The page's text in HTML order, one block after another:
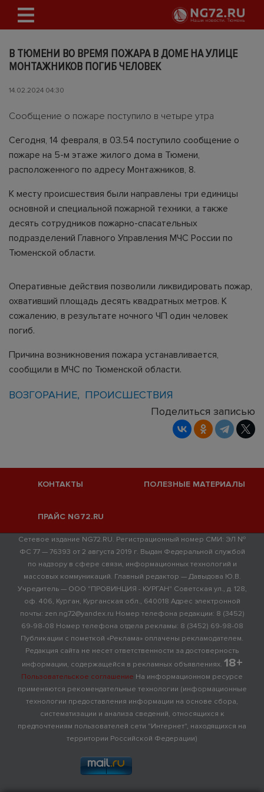
В ТЮМЕНИ ВО ВРЕМЯ ПОЖАРА В ДОМЕ НА УЛИЦЕ
МОНТАЖНИКОВ ПОГИБ ЧЕЛОВЕК
14.02.2024 04:30
Сообщение о пожаре поступило в четыре утра
Сегодня, 14 февраля, в 03.54 поступило сообщение о
пожаре на 5-м этаже жилого дома в Тюмени,
расположенного по адресу Монтажников, 8.
К месту происшествия были направлены три единицы
основной и специальной пожарной техники, а также
десять сотрудников пожарно-спасательных
подразделений Главного Управления МЧС России по
Тюменской области.
Оперативные действия позволили ликвидировать пожар,
охвативший площадь десять квадратных метров. К
сожалению, в результате ночного ЧП один человек
погиб.
Причина возникновения пожара устанавливается,
сообщили в МЧС по Тюменской области.
ВОЗГОРАНИЕ
ПРОИСШЕСТВИЯ
Поделиться записью
КОНТАКТЫ ПОЛЕЗНЫЕ МАТЕРИАЛЫ
ПРАЙС NG72.RU
Сетевое издание NG72.RU. Регистрационный номер СМИ: ЭЛ №
ФС 77 — 76393 от 2 августа 2019 г. Выдан Федеральной службой
по надзору в сфере связи, информационных технологий и
массовых коммуникаций. Главный редактор — Давыдова Ю.В.
Учредитель — ООО "ПРОВИНЦИЯ - КУРГАН" Советская ул., д. 128,
оф. 406, Курган, Курганская обл., 640018 Адрес электронной
почты: zen.ng72@yandex.ru Номер телефона редакции: 8 (3452)
69-98-08 Номер телефона отдела рекламы: 8 (3452) 69-98-08
Публикации с пометкой «Реклама» оплачены рекламодателем.
Редакция сайта не несет ответственности за достоверность
информации, содержащейся в рекламных объявлениях. 18+
Пользовательское соглашение На информационном ресурсе
применяются рекомендательные технологии (информационные
технологии предоставления информации на основе сбора,
систематизации и анализа сведений, относящихся к
предпочтениям пользователей сети "Интернет", находящихся на
территории Российской Федерации)